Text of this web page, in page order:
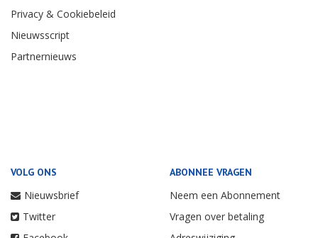
Privacy & Cookiebeleid
Nieuwsscript
Partnernieuws
VOLG ONS
Nieuwsbrief
Twitter
ABONNEE VRAGEN
Neem een Abonnement
Vragen over betaling